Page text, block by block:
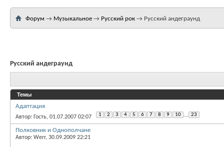
Форум → Музыкальное → Русский рок → Русский андеграунд
Русский андеграунд
Темы
Адаптация
Автор: Гость, 01.07.2007 02:07 1 2 3 4 5 6 7 8 9 10 ... 23
Полковник и Однополчане
Автор: Werr, 30.09.2009 22:21